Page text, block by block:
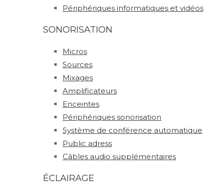
Périphériques informatiques et vidéos
SONORISATION
Micros
Sources
Mixages
Amplificateurs
Enceintes
Périphériques sonorisation
Système de conférence automatique
Public adress
Câbles audio supplémentaires
ÉCLAIRAGE